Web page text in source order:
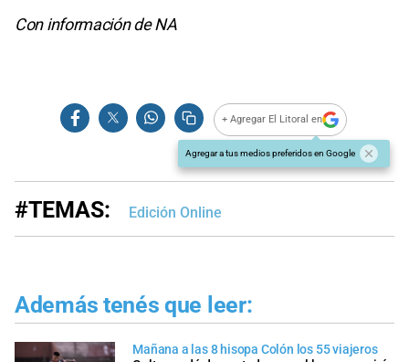
Con información de NA
+ Agregar El Litoral en
Agregar a tus medios preferidos en Google
#TEMAS: Edición Online
Además tenés que leer:
Mañana a las 8 hisopa Colón los 55 viajeros